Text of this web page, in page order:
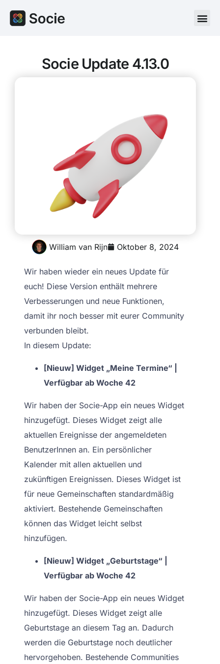
Socie Update 4.13.0
William van Rijn Oktober 8, 2024
Wir haben wieder ein neues Update für
euch! Diese Version enthält mehrere
Verbesserungen und neue Funktionen,
damit ihr noch besser mit eurer Community
verbunden bleibt.
In diesem Update:
[Nieuw] Widget „Meine Termine“ |
Verfügbar ab Woche 42
Wir haben der Socie-App ein neues Widget
hinzugefügt. Dieses Widget zeigt alle
aktuellen Ereignisse der angemeldeten
BenutzerInnen an. Ein persönlicher
Kalender mit allen aktuellen und
zukünftigen Ereignissen. Dieses Widget ist
für neue Gemeinschaften standardmäßig
aktiviert. Bestehende Gemeinschaften
können das Widget leicht selbst
hinzufügen.
[Nieuw] Widget „Geburtstage“ |
Verfügbar ab Woche 42
Wir haben der Socie-App ein neues Widget
hinzugefügt. Dieses Widget zeigt alle
Geburtstage an diesem Tag an. Dadurch
werden die Geburtstage noch deutlicher
hervorgehoben. Bestehende Communities